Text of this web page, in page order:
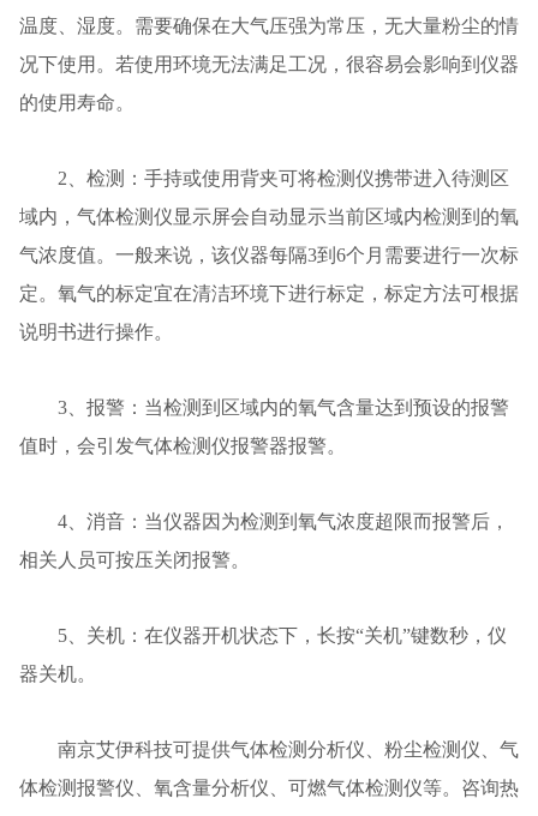
温度、湿度。需要确保在大气压强为常压，无大量粉尘的情
况下使用。若使用环境无法满足工况，很容易会影响到仪器
的使用寿命。
2、检测：手持或使用背夹可将检测仪携带进入待测区
域内，气体检测仪显示屏会自动显示当前区域内检测到的氧
气浓度值。一般来说，该仪器每隔3到6个月需要进行一次标
定。氧气的标定宜在清洁环境下进行标定，标定方法可根据
说明书进行操作。
3、报警：当检测到区域内的氧气含量达到预设的报警
值时，会引发气体检测仪报警器报警。
4、消音：当仪器因为检测到氧气浓度超限而报警后，
相关人员可按压关闭报警。
5、关机：在仪器开机状态下，长按“关机”键数秒，仪
器关机。
南京艾伊科技可提供气体检测分析仪、粉尘检测仪、气
体检测报警仪、氧含量分析仪、可燃气体检测仪等。咨询热